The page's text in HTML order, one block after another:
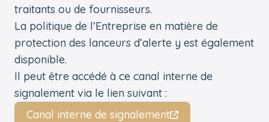
traitants ou de fournisseurs.
La politique de l’Entreprise en matière de
protection des lanceurs d’alerte y est également
disponible.
Il peut être accédé à ce canal interne de
signalement via le lien suivant :
Canal interne de signalement